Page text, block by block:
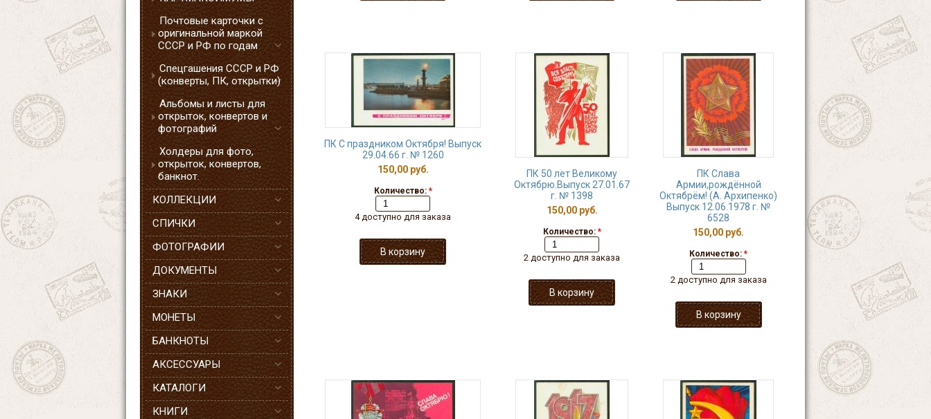
Почтовые карточки с
оригинальной маркой
СССР и РФ по годам
Спецгашения СССР и РФ
(конверты, ПК, открытки)
Альбомы и листы для
открыток, конвертов и
фотографий
Холдеры для фото,
открыток, конвертов,
банкнот.
КОЛЛЕКЦИИ
СПИЧКИ
ФОТОГРАФИИ
ДОКУМЕНТЫ
ЗНАКИ
МОНЕТЫ
БАНКНОТЫ
АКСЕССУАРЫ
КАТАЛОГИ
КНИГИ
ПК С праздником Октября! Выпуск
29.04.66 г. № 1260
150,00 руб.
Количество: *
4 доступно для заказа
ПК 50 лет Великому
Октябрю.Выпуск 27.01.67
г. № 1398
150,00 руб.
Количество: *
2 доступно для заказа
ПК Слава
Армии,рождённой
Октябрём! (А. Архипенко)
Выпуск 12.06.1978 г. №
6528
150,00 руб.
Количество: *
2 доступно для заказа